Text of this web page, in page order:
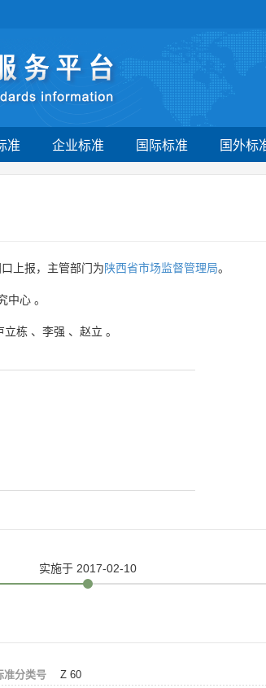
准 企业标准 国际标准 国外标
口上报，主管部门为陕西省市场监督管理局。
中心 。
立栋 、 李强 、 赵立 。
实施于 2017-02-10
准分类号
Z 60